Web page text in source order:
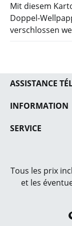
Mit diesem
Doppel-
verschlossen
ASSISTANCE
INFORMATION
SERVICE
Tous les prix
et les